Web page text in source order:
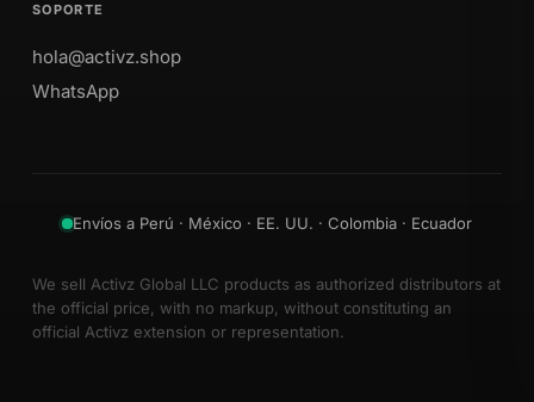
SOPORTE
hola@activz.shop
WhatsApp
Envíos a Perú · México · EE. UU. · Colombia · Ecuador
We sell Activz Global LLC products as authorized distributors at
the official price, with no markup, without constituting an
official Activz extension or representation.